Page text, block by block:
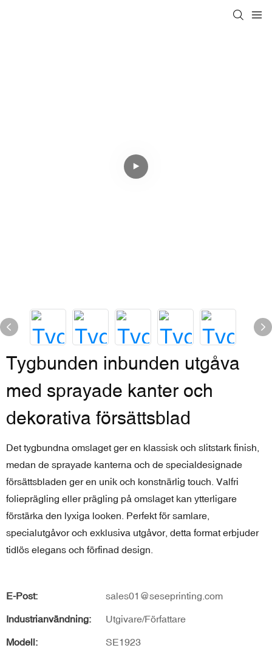
Tygbunden inbunden utgåva
med sprayade kanter och
dekorativa försättsblad
Det tygbundna omslaget ger en klassisk och slitstark finish,
medan de sprayade kanterna och de specialdesignade
försättsbladen ger en unik och konstnärlig touch. Valfri
folieprägling eller prägling på omslaget kan ytterligare
förstärka den lyxiga looken. Perfekt för samlare,
specialutgåvor och exklusiva utgåvor, detta format erbjuder
tidlös elegans och förfinad design.
E-Post: sales01@seseprinting.com
Industrianvändning: Utgivare/Författare
Modell: SE1923